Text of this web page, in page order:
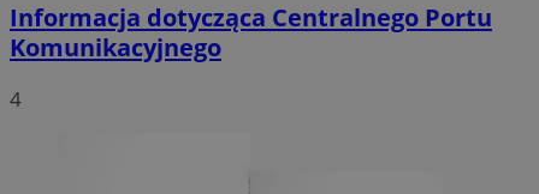
Informacja dotycząca Centralnego Portu
Komunikacyjnego
4